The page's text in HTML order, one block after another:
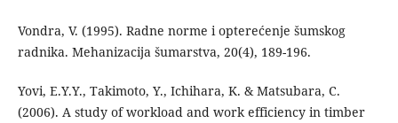
Vondra, V. (1995). Radne norme i opterećenje šumskog
radnika. Mehanizacija šumarstva, 20(4), 189-196.
Yovi, E.Y.Y., Takimoto, Y., Ichihara, K. & Matsubara, C.
(2006). A study of workload and work efficiency in timber